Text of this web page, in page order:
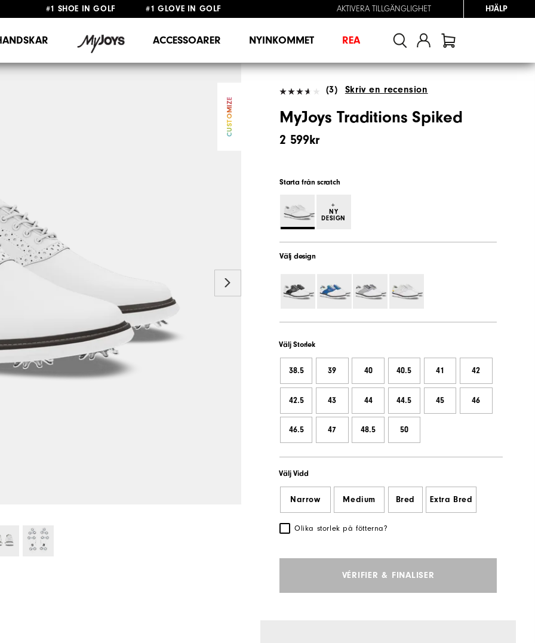
#1 SHOE IN GOLF #1 GLOVE IN GOLF
AKTIVERA TILLGÄNGLIGHET HJÄLP
ACCESSOARER NYINKOMMET REA
CUSTOMIZE
(3) Skriv en recension
MyJoys Traditions Spiked
2 599kr
Starta från scratch
+
NY
DESIGN
Välj design
Välj Storlek
38.5 39 40 40.5 41 42
42.5 43 44 44.5 45 46
46.5 47 48.5 50
Välj Vidd
Narrow Medium Bred Extra Bred
Olika storlek på fötterna?
VÉRIFIER & FINALISER